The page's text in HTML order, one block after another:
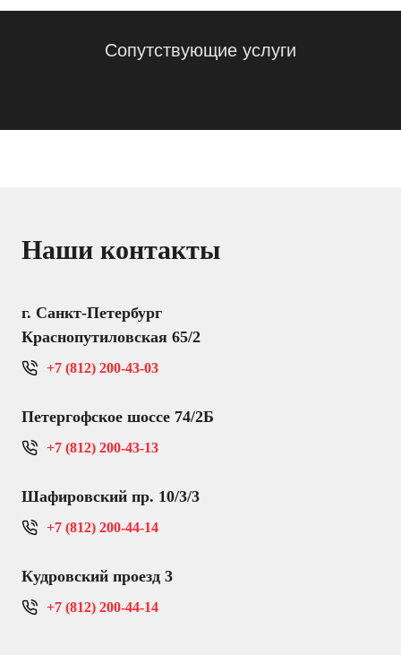
Сопутствующие услуги
Наши контакты
г. Санкт-Петербург
Краснопутиловская 65/2
+7 (812) 200-43-03
Петергофское шоссе 74/2Б
+7 (812) 200-43-13
Шафировский пр. 10/3/3
+7 (812) 200-44-14
Кудровский проезд 3
+7 (812) 200-44-14